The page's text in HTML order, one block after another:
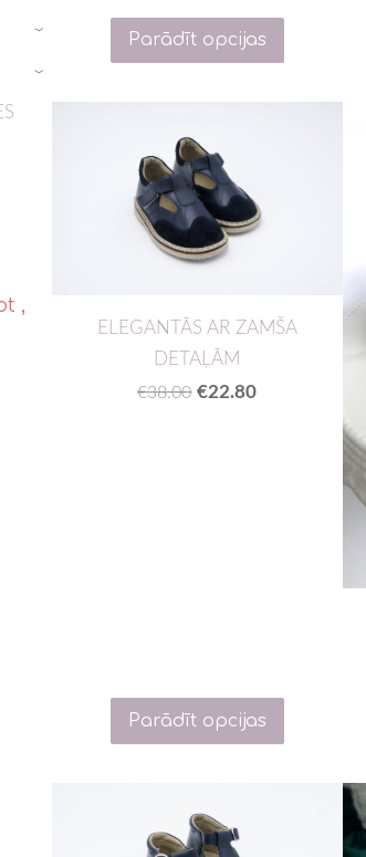
›
›
,
Parādīt opcijas
ELEGANTĀS AR ZAMŠA
DETAĻĀM
€38.00 €22.80
Parādīt opcijas